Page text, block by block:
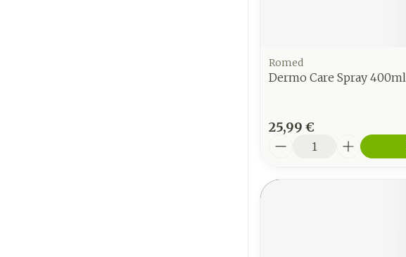
Romed
Dermo Care Spray 400ml
25,99 €
Quantité